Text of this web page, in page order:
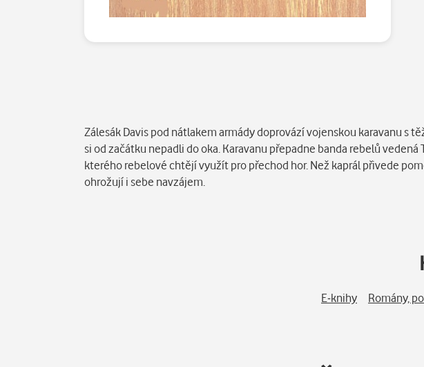
Zálesák Davis pod nátlakem armády doprovází vojenskou karavanu s
si od začátku nepadli do oka. Karavanu přepadne banda rebelů
kterého rebelové chtějí využít pro přechod hor. Než kaprál přivede
ohrožují i sebe navzájem.
E-knihy Romány,